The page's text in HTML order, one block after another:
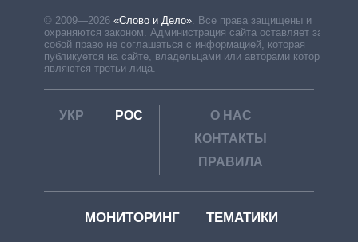
© 2009—2026 «Слово и Дело»
Все права защищены и
охраняются законом. Администрация сайта оставляет за
собой право не соглашаться с информацией, которая
публикуется на сайте, владельцами или авторами которой
являются третьи лица.
УКР РОС
О НАС
КОНТАКТЫ
ПРАВИЛА
МОНИТОРИНГ ТЕМАТИКИ